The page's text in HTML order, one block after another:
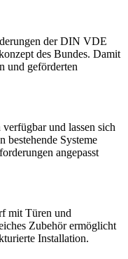
der DIN VDE
des Bundes. Damit
und geförderten
und lassen sich
bestehende Systeme
angepasst
mit Türen und
Zubehör ermöglicht
Installation.